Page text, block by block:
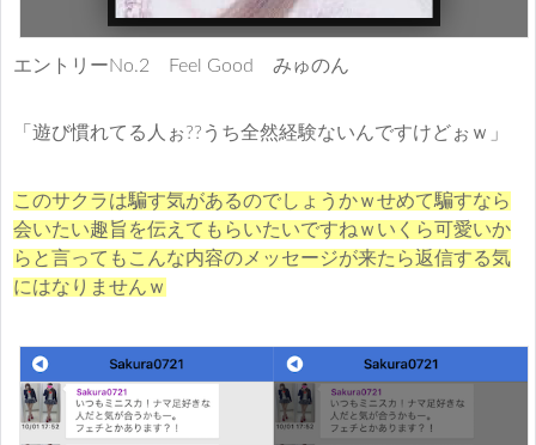
エントリーNo.2 Feel Good みゅのん
「遊び慣れてる人ぉ??うち全然経験ないんですけどぉｗ」
このサクラは騙す気があるのでしょうかｗせめて騙すなら
会いたい趣旨を伝えてもらいたいですねｗいくら可愛いか
らと言ってもこんな内容のメッセージが来たら返信する気
にはなりませんｗ